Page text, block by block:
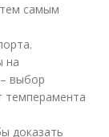
самым
на
выбор
темперамента
доказать